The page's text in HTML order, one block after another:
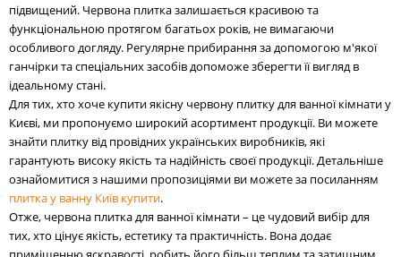
підвищений. Червона плитка залишається красивою та
функціональною протягом багатьох років, не вимагаючи
особливого догляду. Регулярне прибирання за допомогою м'якої
ганчірки та спеціальних засобів допоможе зберегти її вигляд в
ідеальному стані.
Для тих, хто хоче купити якісну червону плитку для ванної кімнати у
Києві, ми пропонуємо широкий асортимент продукції. Ви можете
знайти плитку від провідних українських виробників, які
гарантують високу якість та надійність своєї продукції. Детальніше
ознайомитися з нашими пропозиціями ви можете за посиланням
плитка у ванну Київ купити.
Отже, червона плитка для ванної кімнати – це чудовий вибір для
тих, хто цінує якість, естетику та практичність. Вона додає